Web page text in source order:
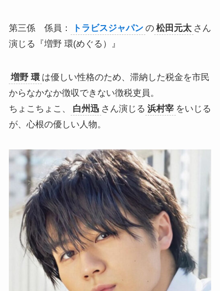
第三係 係員： トラビスジャパン の 松田元太 さん
演じる『増野 環(めぐる）』
増野 環 は優しい性格のため、滞納した税金を市民
からなかなか徴収できない徴税吏員。
ちょこちょこ、
白州迅 さん演じる 浜村宰 をいじる
が、心根の優しい人物。